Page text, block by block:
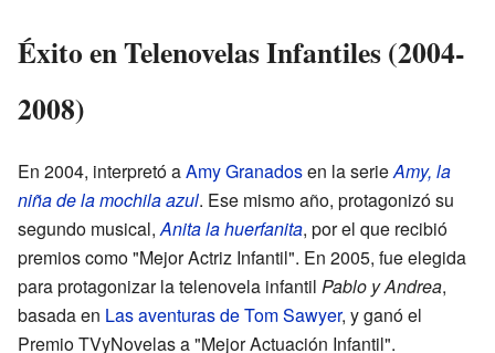
Éxito en Telenovelas Infantiles (2004-
2008)
En 2004, interpretó aAmy Granadosen la serieAmy, la
niña de la mochila azul. Ese mismo año, protagonizó su
segundo musical, Anita la huerfanita, por el que recibió
premios como "Mejor Actriz Infantil". En 2005, fue elegida
para protagonizar la telenovela infantil Pablo y Andrea,
basada en Las aventuras de Tom Sawyer, y ganó el
Premio TVyNovelas a "Mejor Actuación Infantil".